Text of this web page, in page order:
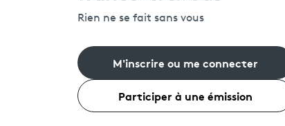
Rien ne se fait sans vous
M'inscrire ou me connecter
Participer à une émission